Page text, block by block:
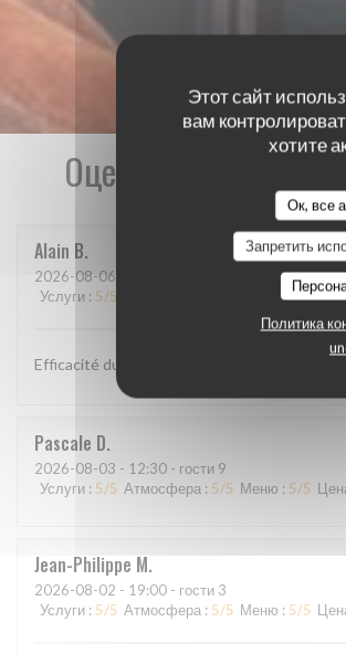
Этот сайт
вам
хотите
Ок, все
Запретить
Политика
Оценки наших
Alain B
2026-08-06
Услуги : 5/5 :4/5
Efficacité du personnel, plats goûteux
Pascale D
2026-08-03 - 12:30 - гости 9
Услуги : 5/5 Атмосфера : 5/5 Меню : 5/5
Jean-Philippe M
2026-08-02 - 19:00 - гости 3
Услуги : 5/5 Атмосфера : 5/5 Меню : 5/5